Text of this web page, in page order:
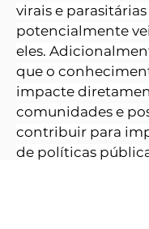
virais e parasitárias
potencialmente
eles.
que o
impacte
comunidades e
contribuir para
de políticas